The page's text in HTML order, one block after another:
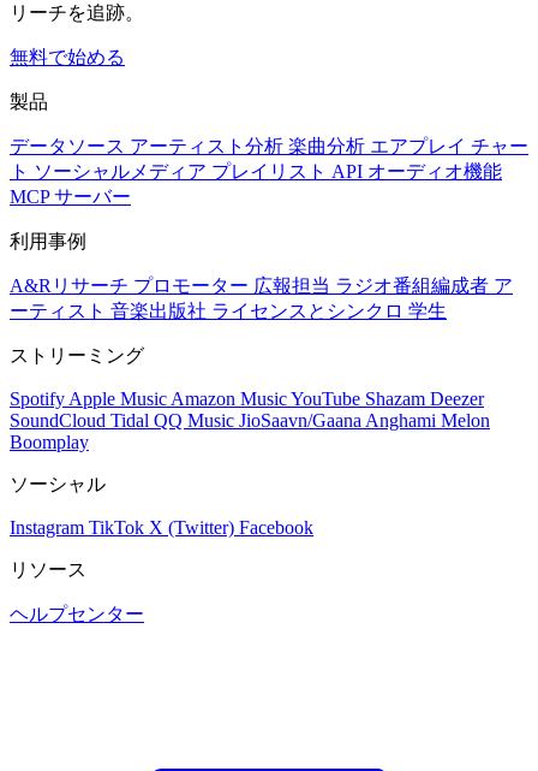
リーチを追跡。
無料で始める
製品
データソース アーティスト分析 楽曲分析 エアプレイ チャー
ト ソーシャルメディア プレイリスト API オーディオ機能
MCP サーバー
利用事例
A&Rリサーチ プロモーター 広報担当 ラジオ番組編成者 ア
ーティスト 音楽出版社 ライセンスとシンクロ 学生
ストリーミング
Spotify Apple Music Amazon MusicYouTube Shazam Deezer
SoundCloud Tidal QQ Music JioSaavn/Gaana Anghami Melon
Boomplay
ソーシャル
Instagram TikTok X (Twitter) Facebook
リソース
ヘルプセンター